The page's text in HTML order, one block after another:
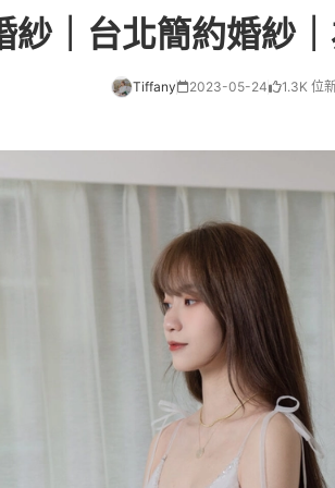
紗｜台北簡約婚紗
Tiffany 2023-05-24 1.3K 位